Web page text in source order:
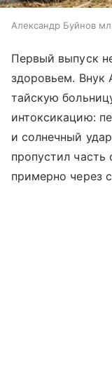
Александр Буйнов
Первый выпуск
здоровьем. Внук
тайскую
интоксикацию:
и солнечный
пропустил часть
примерно через